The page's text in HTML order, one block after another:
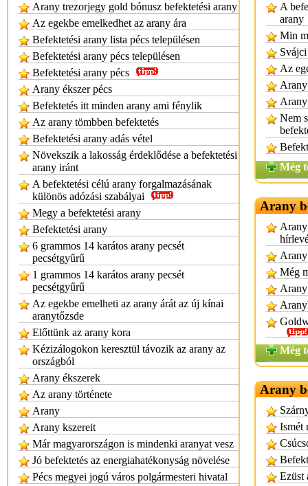
Arany trezorjegy gold bónusz befektetési arany
Az egekbe emelkedhet az arany ára
Befektetési arany lista pécs településen
Befektetési arany pécs településen
Befektetési arany pécs
Arany ékszer pécs
Befektetés itt minden arany ami fénylik
Az arany tömbben befektetés
Befektetési arany adás vétel
Növekszik a lakosság érdeklődése a befektetési
arany iránt
A befektetési célú arany forgalmazásának
különös adózási szabályai
Megy a befektetési arany
Befektetési arany
6 grammos 14 karátos arany pecsét
pecsétgyűrű
1 grammos 14 karátos arany pecsét
pecsétgyűrű
Az egekbe emelheti az arany árát az új kínai
aranytőzsde
Előttünk az arany kora
Kézizálogokon keresztül távozik az arany az
országból
Arany ékszerek
Az arany története
Arany
Arany kszereit
Már magyarországon is mindenki aranyat vesz
Jó befektetés az energiahatékonyság növelése
Pécs megyei jogú város polgármesteri hivatal
A
arany
Min
Az
Arany
Nem
Még
Arany
Még
Még
Arany
Ismét
Ezüst